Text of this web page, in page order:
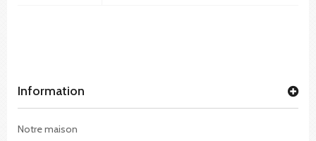
Information
Notre maison